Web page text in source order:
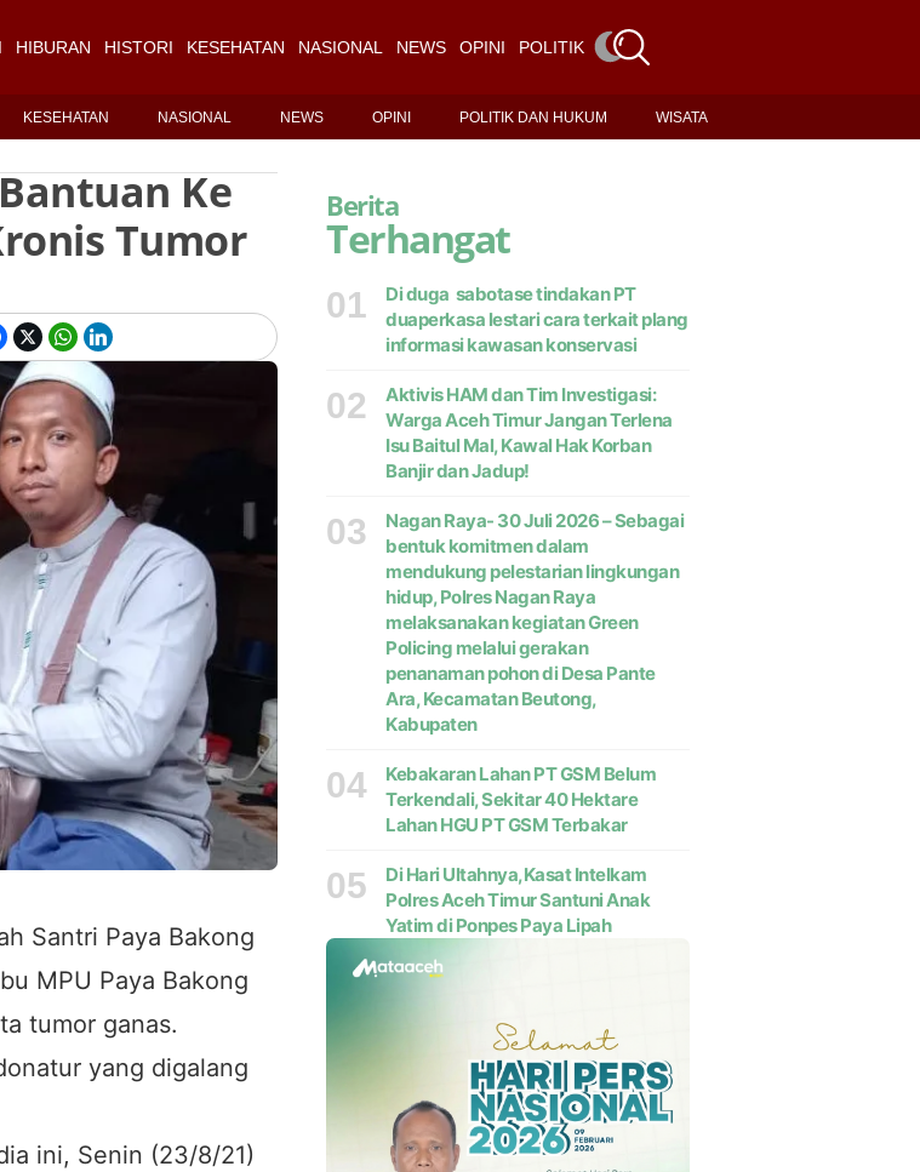
HIBURAN HISTORI KESEHATAN NASIONAL NEWS OPINI POLITIK DAN HUKUM
KESEHATAN NASIONAL NEWS OPINI POLITIK DAN HUKUM WISATA
Ke
Tumor
Santri Paya Bakong
MPU Paya Bakong
tumor ganas.
yang digalang
ini, Senin (23/8/21)
Berita
Terhangat
01
Di duga sabotase tindakan PT
duaperkasa lestari cara terkait plang
informasi kawasan konservasi
02
Aktivis HAM dan Tim Investigasi:
Warga Aceh Timur Jangan Terlena
Isu Baitul Mal, Kawal Hak Korban
Banjir dan Jadup!
03
Nagan Raya- 30 Juli 2026 – Sebagai
bentuk komitmen dalam
mendukung pelestarian lingkungan
hidup, Polres Nagan Raya
melaksanakan kegiatan Green
Policing melalui gerakan
penanaman pohon di Desa Pante
Ara, Kecamatan Beutong,
Kabupaten
04
Kebakaran Lahan PT GSM Belum
Terkendali, Sekitar 40 Hektare
Lahan HGU PT GSM Terbakar
05
Di Hari Ultahnya,Kasat Intelkam
Polres Aceh Timur Santuni Anak
Yatim di Ponpes Paya Lipah